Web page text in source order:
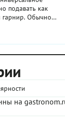
подавать как
гарнир. Обычно
не
фруктов и
заправки
йогурты.
на